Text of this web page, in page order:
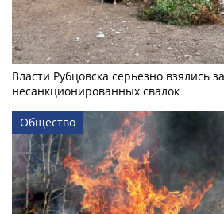
Власти Рубцовска серьезно взялись
несанкционированных свалок
Общество